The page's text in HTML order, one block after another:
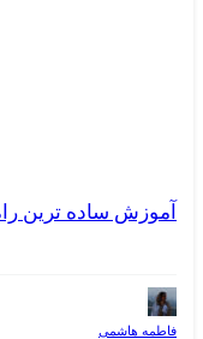
آموزش ساده ترین
فاطمه هاشمی